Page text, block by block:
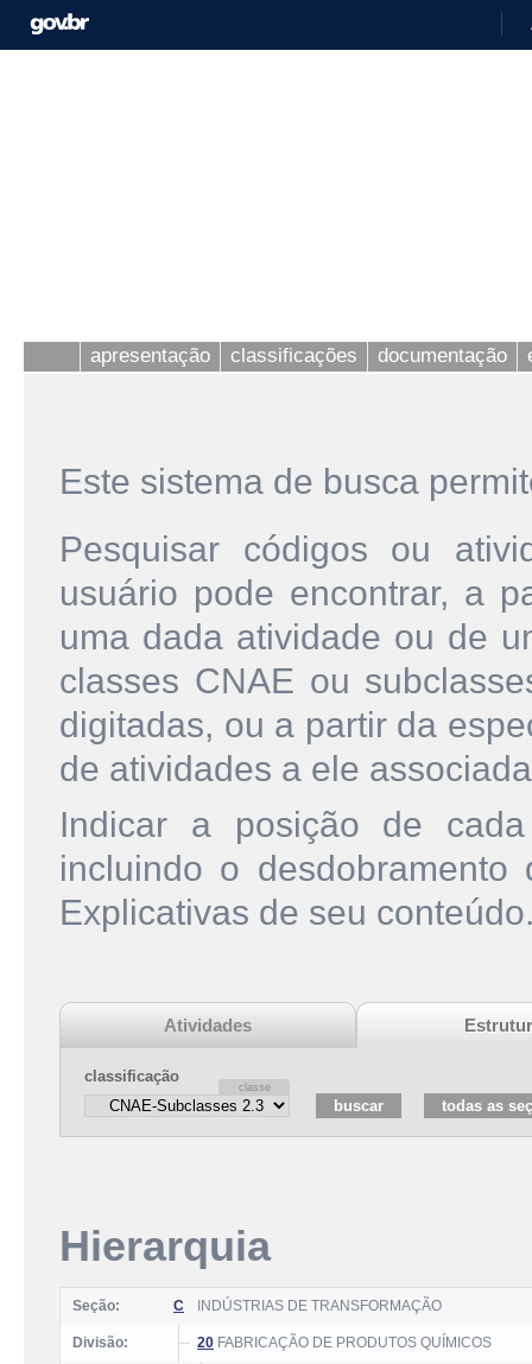
apresentação classificações documentação
Este sistema de busca
Pesquisar códigos ou
usuário pode encontrar, a
uma dada atividade ou de
classes CNAE ou
digitadas, ou a partir da
de atividades a ele
Indicar a posição de
incluindo o
Explicativas de seu
Atividades
classificação
Hierarquia
Seção: C INDÚSTRIAS DE TRANSFORMAÇÃO
Divisão: 20 FABRICAÇÃO DE PRODUTOS QUÍMICOS